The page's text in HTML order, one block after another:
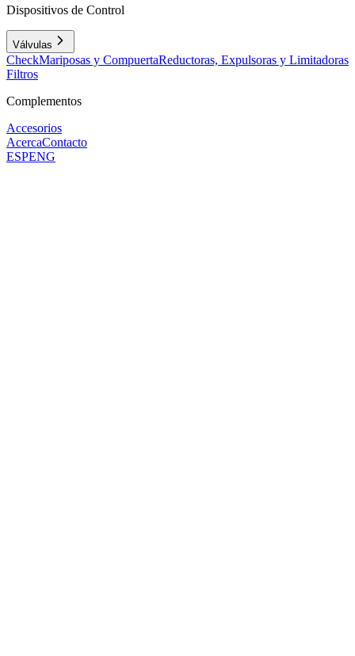
Dispositivos de Control
Válvulas
CheckMariposas y CompuertaReductoras, Expulsoras y Limitadoras
Filtros
Complementos
Accesorios
AcercaContacto
ESPENG